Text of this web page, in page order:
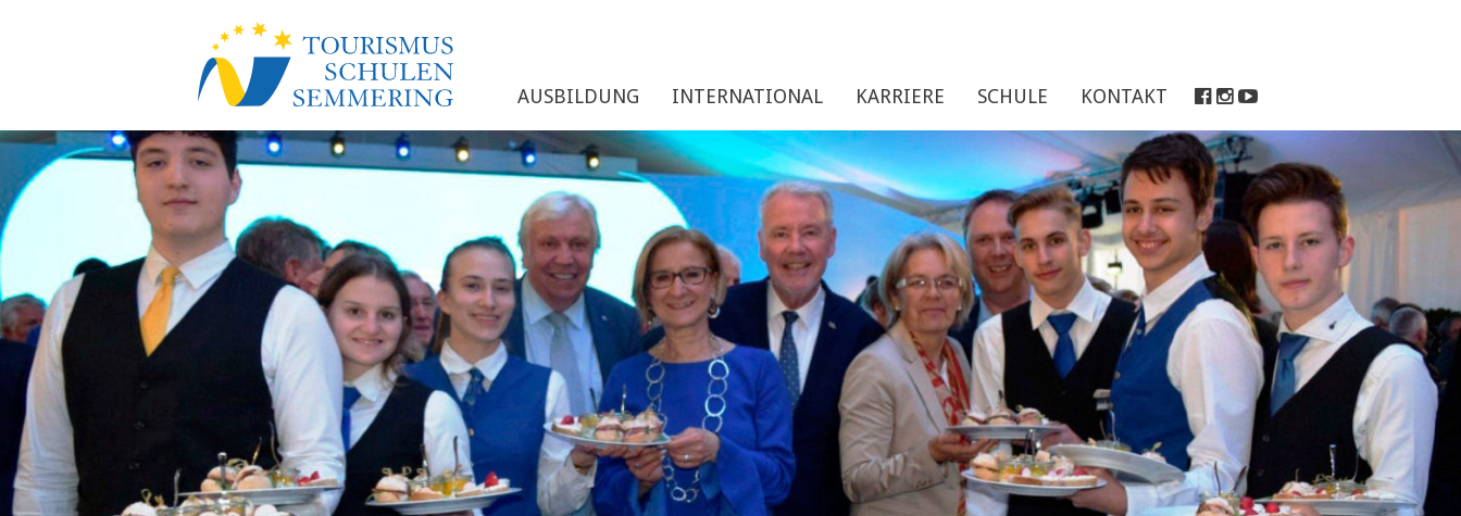
AUSBILDUNG INTERNATIONAL KARRIERE SCHULE KONTAKT